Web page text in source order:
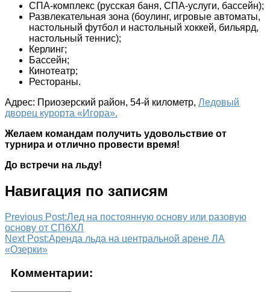
СПА-комплекс (русская баня, СПА-услуги, бассейн);
Развлекательная зона (боулинг, игровые автоматы,
настольный футбол и настольный хоккей, бильярд,
настольный теннис);
Керлинг;
Бассейн;
Кинотеатр;
Рестораны.
Адрес: Приозерский район, 54-й километр, Ледовый
дворец курорта «Игора».
Желаем командам получить удовольствие от
турнира и отлично провести время!
До встречи на льду!
Навигация по записям
Previous Post:Лед на постоянную основу или разовую
основу от СПбХЛ
Next Post:Аренда льда на центральной арене ЛА
«Озерки»
Комментарии: